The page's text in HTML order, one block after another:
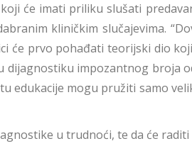
će imati priliku slušati
kliničkim slučajevima.
će prvo pohađati teorijski dio
impozantnog broja
edukacije mogu pružiti samo
u trudnoći, te da će